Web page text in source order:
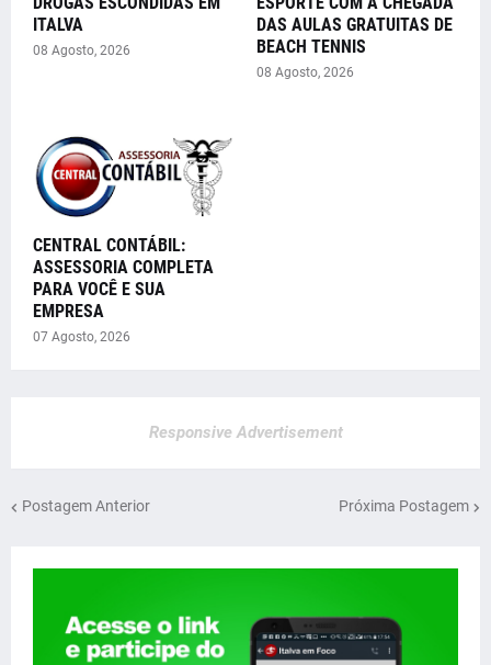
ITALVA
08 Agosto, 2026
DAS AULAS GRATUITAS DE
BEACH TENNIS
08 Agosto, 2026
CENTRAL CONTÁBIL:
ASSESSORIA COMPLETA
PARA VOCÊ E SUA
EMPRESA
07 Agosto, 2026
Responsive Advertisement
Postagem Anterior Próxima Postagem